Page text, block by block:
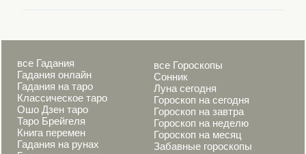
все Гадания
Гадания онлайн
Гадания на таро
Классическое таро
Ошо Дзен таро
Таро Брейгеля
Книга перемен
Гадания на рунах
все Гороскопы
Сонник
Луна сегодня
Гороскоп на сегодня
Гороскоп на завтра
Гороскоп на неделю
Гороскоп на месяц
Забавные гороскопы